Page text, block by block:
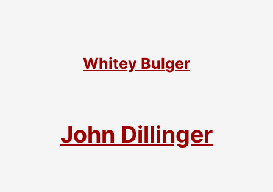
Whitey Bulger
John Dillinger